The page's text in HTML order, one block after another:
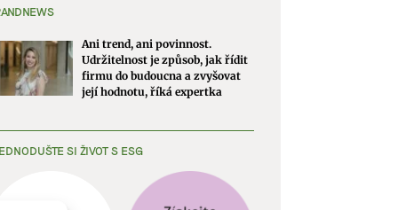
Ani trend, ani povinnost.
Udržitelnost je způsob, jak řídit
firmu do budoucna a zvyšovat
její hodnotu, říká expertka
SI ŽIVOT S ESG